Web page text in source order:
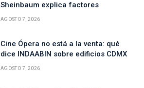
Sheinbaum explica factores
AGOSTO 7, 2026
Cine Ópera no está a la venta: qué
dice INDAABIN sobre edificios CDMX
AGOSTO 7, 2026